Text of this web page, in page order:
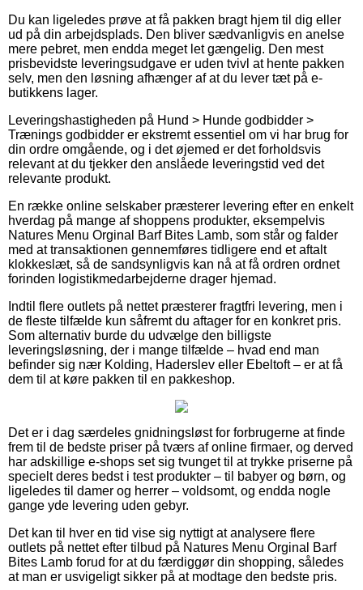
Du kan ligeledes prøve at få pakken bragt hjem til dig eller
ud på din arbejdsplads. Den bliver sædvanligvis en anelse
mere pebret, men endda meget let gængelig. Den mest
prisbevidste leveringsudgave er uden tvivl at hente pakken
selv, men den løsning afhænger af at du lever tæt på e-
butikkens lager.
Leveringshastigheden på Hund > Hunde godbidder >
Trænings godbidder er ekstremt essentiel om vi har brug for
din ordre omgående, og i det øjemed er det forholdsvis
relevant at du tjekker den anslåede leveringstid ved det
relevante produkt.
En række online selskaber præsterer levering efter en enkelt
hverdag på mange af shoppens produkter, eksempelvis
Natures Menu Orginal Barf Bites Lamb, som står og falder
med at transaktionen gennemføres tidligere end et aftalt
klokkeslæt, så de sandsynligvis kan nå at få ordren ordnet
forinden logistikmedarbejderne drager hjemad.
Indtil flere outlets på nettet præsterer fragtfri levering, men i
de fleste tilfælde kun såfremt du aftager for en konkret pris.
Som alternativ burde du udvælge den billigste
leveringsløsning, der i mange tilfælde – hvad end man
befinder sig nær Kolding, Haderslev eller Ebeltoft – er at få
dem til at køre pakken til en pakkeshop.
Det er i dag særdeles gnidningsløst for forbrugerne at finde
frem til de bedste priser på tværs af online firmaer, og derved
har adskillige e-shops set sig tvunget til at trykke priserne på
specielt deres bedst i test produkter – til babyer og børn, og
ligeledes til damer og herrer – voldsomt, og endda nogle
gange yde levering uden gebyr.
Det kan til hver en tid vise sig nyttigt at analysere flere
outlets på nettet efter tilbud på Natures Menu Orginal Barf
Bites Lamb forud for at du færdiggør din shopping, således
at man er usvigeligt sikker på at modtage den bedste pris.